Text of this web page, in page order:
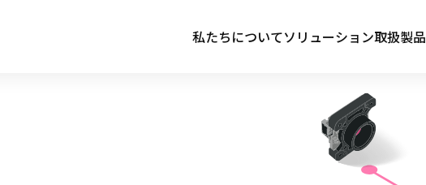
私たちについてソリューション取扱製品